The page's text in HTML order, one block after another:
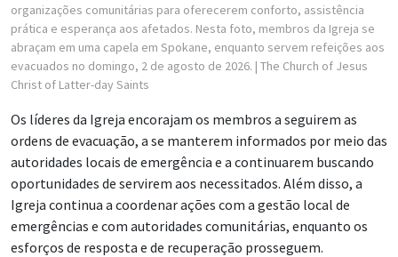
organizações comunitárias para oferecerem conforto, assistência
prática e esperança aos afetados. Nesta foto, membros da Igreja se
abraçam em uma capela em Spokane, enquanto servem refeições aos
evacuados no domingo, 2 de agosto de 2026. | The Church of Jesus
Christ of Latter-day Saints
Os líderes da Igreja encorajam os membros a seguirem as
ordens de evacuação, a se manterem informados por meio das
autoridades locais de emergência e a continuarem buscando
oportunidades de servirem aos necessitados. Além disso, a
Igreja continua a coordenar ações com a gestão local de
emergências e com autoridades comunitárias, enquanto os
esforços de resposta e de recuperação prosseguem.